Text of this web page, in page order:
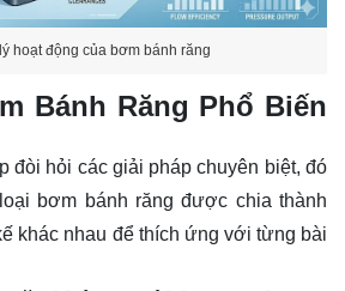
hoạt động của bơm bánh răng
Bánh Răng Phổ Biến
đòi hỏi các giải pháp chuyên biệt, đó
bơm bánh răng được chia thành
khác nhau để thích ứng với từng bài